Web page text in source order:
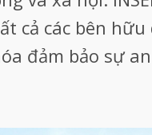
cả các bên
đảm bảo sự